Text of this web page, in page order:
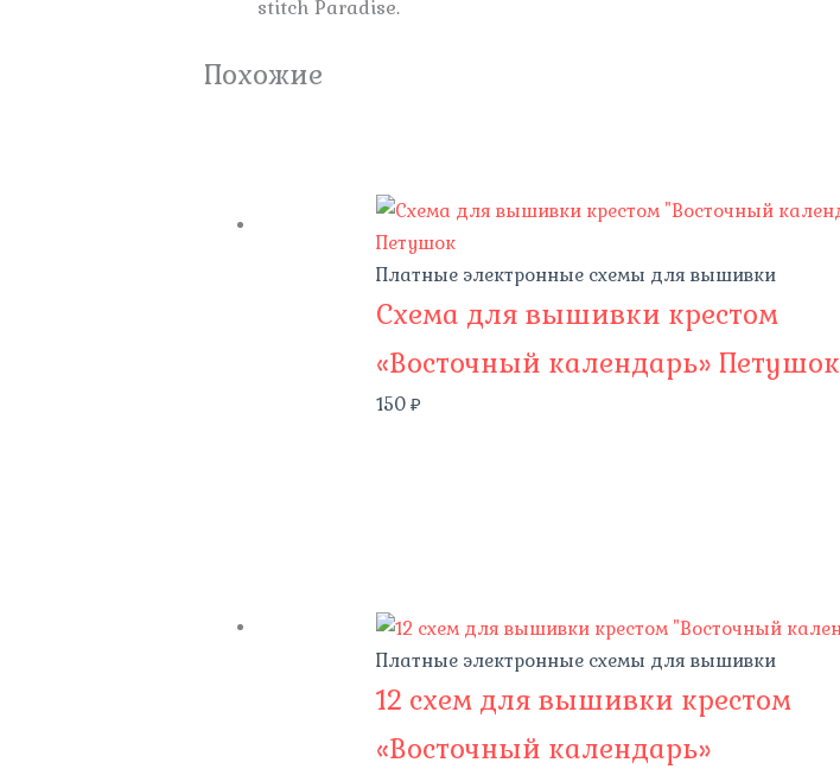
stitch Paradise.
Похожие
Платные электронные схемы для вышивки
Схема для вышивки крестом
«Восточный календарь» Петушок
150₽
Платные электронные схемы для вышивки
12 схем для вышивки крестом
«Восточный календарь»